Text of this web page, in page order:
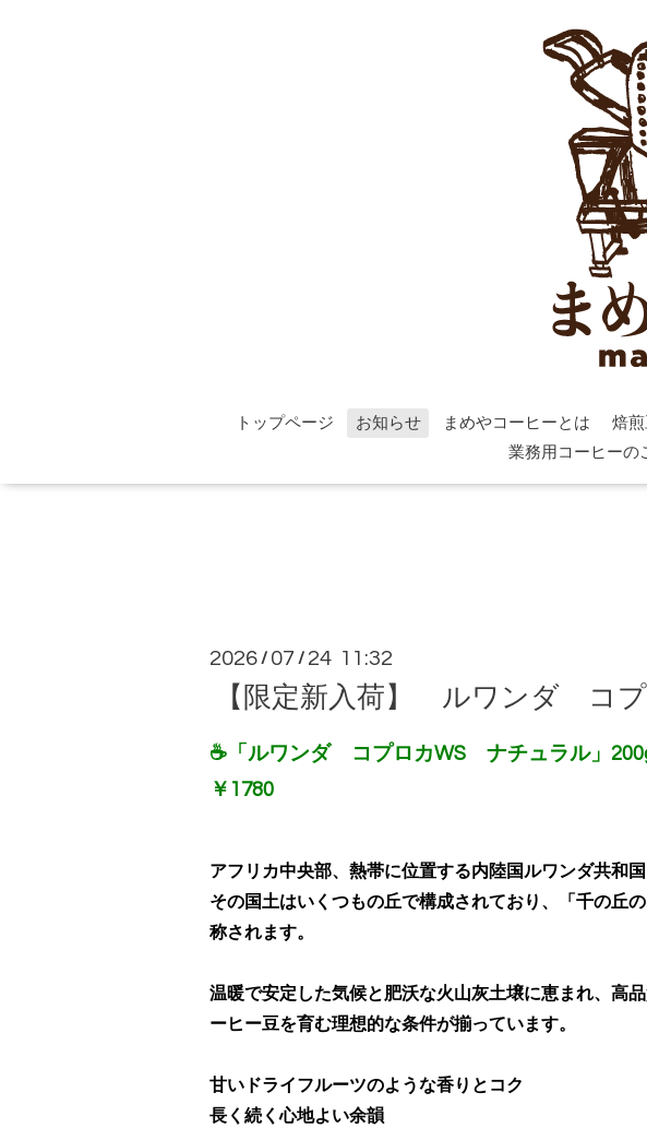
トップページ お知らせ まめやコーヒーとは 焙
業務用コーヒーの
2026 / 07 / 24 11:32
【限定新入荷】 ルワンダ コ
☕「ルワンダ コプロカWS ナチュラル」
￥1780
アフリカ中央部、熱帯に位置する内陸国ルワンダ共和国
その国土はいくつもの丘で構成されており、「千の丘
称されます。
温暖で安定した気候と肥沃な火山灰土壌に恵まれ、高
ーヒー豆を育む理想的な条件が揃っています。
甘いドライフルーツのような香りとコク
長く続く心地よい余韻